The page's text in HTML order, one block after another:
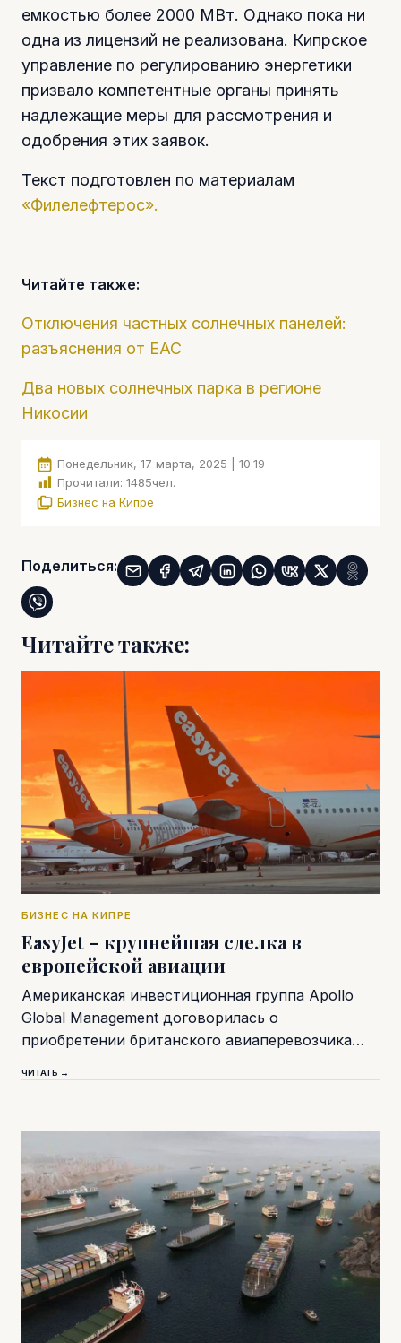
емкостью более 2000 МВт. Однако пока ни
одна из лицензий не реализована. Кипрское
управление по регулированию энергетики
призвало компетентные органы принять
надлежащие меры для рассмотрения и
одобрения этих заявок.
Текст подготовлен по материалам
«Филелефтерос».
Читайте также:
Отключения частных солнечных панелей:
разъяснения от EAC
Два новых солнечных парка в регионе
Никосии
Понедельник, 17 марта, 2025 | 10:19
Прочитали: 1485чел.
Бизнес на Кипре
Поделиться:
Читайте также:
БИЗНЕС НА КИПРЕ
EasyJet – крупнейшая сделка в
европейской авиации
Американская инвестиционная группа Apollo
Global Management договорилась о
приобретении британского авиаперевозчика…
ЧИТАТЬ →